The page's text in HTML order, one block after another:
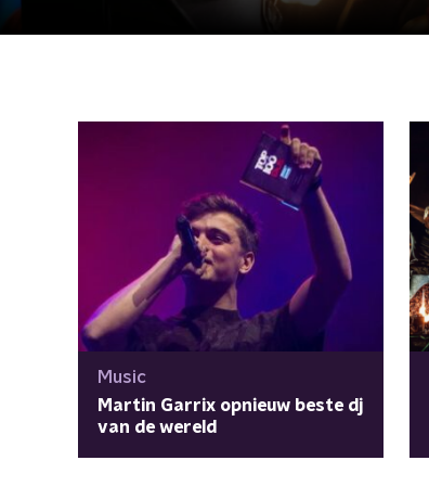
Music
Martin Garrix opnieuw beste dj
van de wereld